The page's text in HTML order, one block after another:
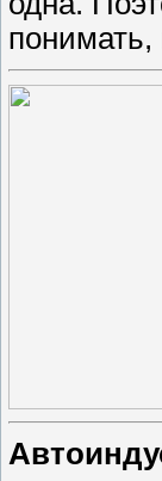
понимать,